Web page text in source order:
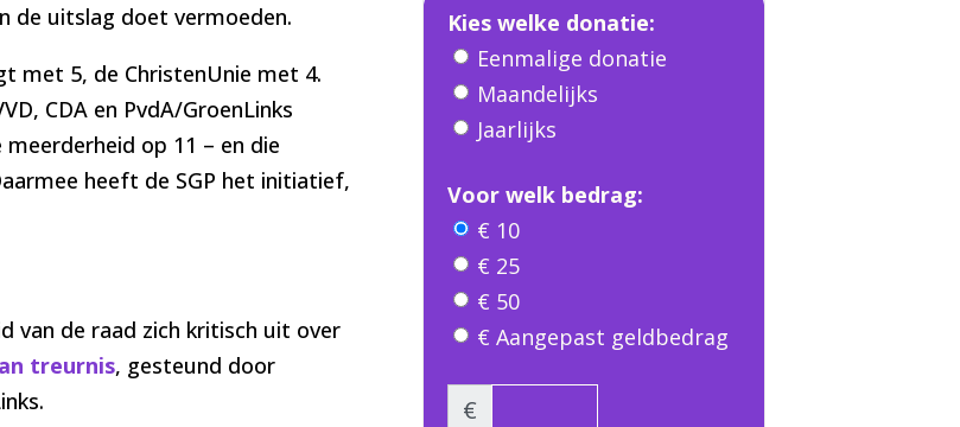
de uitslag doet vermoeden.
met 5, de ChristenUnie met 4.
CDA en PvdA/GroenLinks
op 11 – en die
heeft de SGP het initiatief,
van de raad zich kritisch uit over
treurnis, gesteund door
Kies welke donatie:
Eenmalige donatie
Maandelijks
Jaarlijks
Voor welk bedrag:
€ 10
€ 25
€ 50
€ Aangepast geldbedrag
€